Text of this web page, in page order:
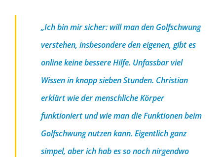
„Ich bin mir sicher: will man den Golfschwung
verstehen, insbesondere den eigenen, gibt es
online keine bessere Hilfe. Unfassbar viel
Wissen in knapp sieben Stunden. Christian
erklärt wie der menschliche Körper
funktioniert und wie man die Funktionen beim
Golfschwung nutzen kann. Eigentlich ganz
simpel, aber ich hab es so noch nirgendwo